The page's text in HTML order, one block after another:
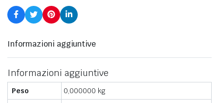
Informazioni aggiuntive
Informazioni aggiuntive
Peso
0,000000 kg